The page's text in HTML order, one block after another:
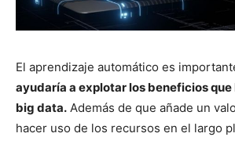
El aprendizaje automático es
ayudaría a explotar los beneficios que
big data. Además de que añade un
hacer uso de los recursos en el largo